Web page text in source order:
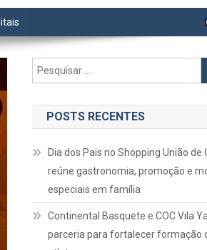
POSTS RECENTES
Dia dos Pais no Shopping União de
reúne gastronomia, promoção e
especiais em família
Continental Basquete e COC Vila
parceria para fortalecer formação